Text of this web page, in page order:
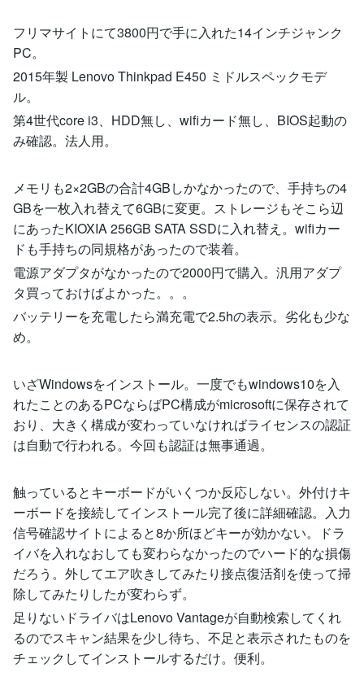
フリマサイトにて3800円で手に入れた14インチジャンク
PC。
2015年製 Lenovo Thinkpad E450 ミドルスペックモデ
ル。
第4世代core i3、HDD無し、wifiカード無し、BIOS起動の
み確認。法人用。
メモリも2×2GBの合計4GBしかなかったので、手持ちの4
GBを一枚入れ替えて6GBに変更。ストレージもそこら辺
にあったKIOXIA 256GB SATA SSDに入れ替え。wifiカー
ドも手持ちの同規格があったので装着。
電源アダプタがなかったので2000円で購入。汎用アダプ
タ買っておけばよかった。。。
バッテリーを充電したら満充電で2.5hの表示。劣化も少な
め。
いざWindowsをインストール。一度でもwindows10を入
れたことのあるPCならばPC構成がmicrosoftに保存されて
おり、大きく構成が変わっていなければライセンスの認証
は自動で行われる。今回も認証は無事通過。
触っているとキーボードがいくつか反応しない。外付けキ
ーボードを接続してインストール完了後に詳細確認。入力
信号確認サイトによると8か所ほどキーが効かない。ドラ
イバを入れなおしても変わらなかったのでハード的な損傷
だろう。外してエア吹きしてみたり接点復活剤を使って掃
除してみたりしたが変わらず。
足りないドライバはLenovo Vantageが自動検索してくれ
るのでスキャン結果を少し待ち、不足と表示されたものを
チェックしてインストールするだけ。便利。